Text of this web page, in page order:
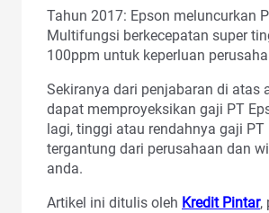
Tahun 2017: Epson meluncurkan
Multifungsi berkecepatan super
100ppm untuk keperluan
Sekiranya dari penjabaran di atas
dapat memproyeksikan gaji PT
lagi, tinggi atau rendahnya gaji PT
tergantung dari perusahaan dan
anda.
Artikel ini ditulis oleh Kredit Pintar,